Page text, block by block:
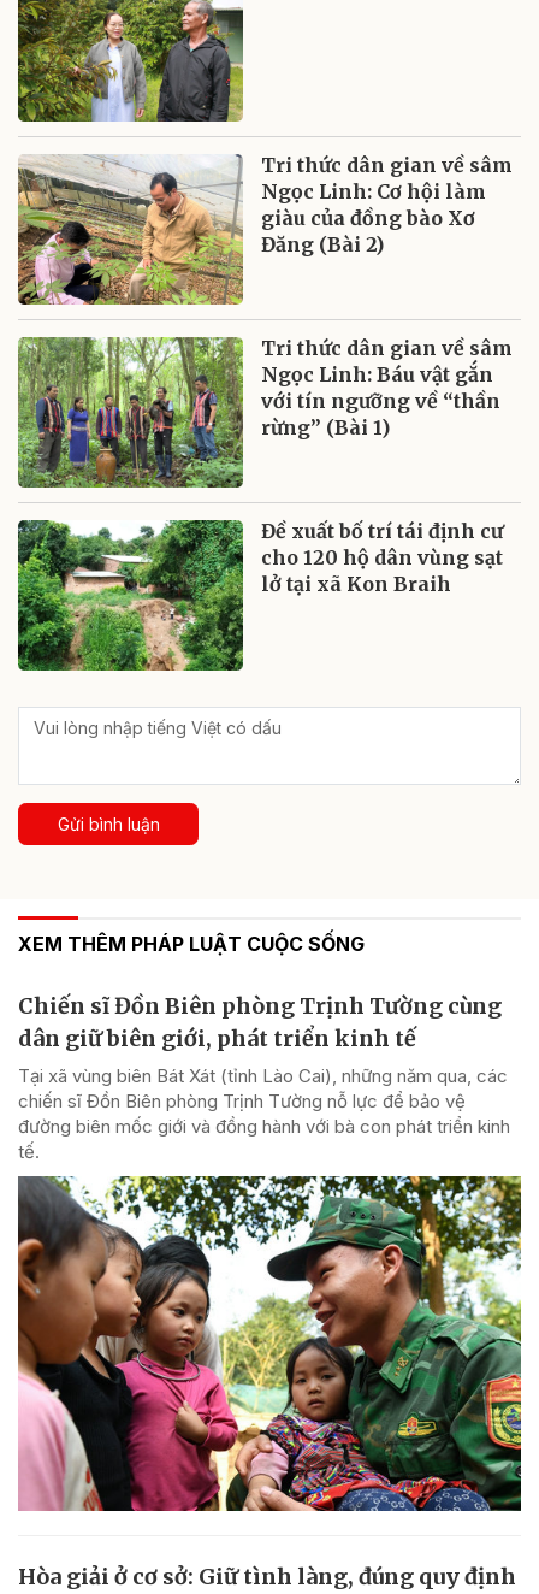
Tri thức dân gian về sâm
Ngọc Linh: Cơ hội làm
giàu của đồng bào Xơ
Đăng (Bài 2)
Tri thức dân gian về sâm
Ngọc Linh: Báu vật gắn
với tín ngưỡng về “thần
rừng” (Bài 1)
Đề xuất bố trí tái định cư
cho 120 hộ dân vùng sạt
lở tại xã Kon Braih
Gửi bình luận
XEM THÊM PHÁP LUẬT CUỘC SỐNG
Chiến sĩ Đồn Biên phòng Trịnh Tường cùng
dân giữ biên giới, phát triển kinh tế
Tại xã vùng biên Bát Xát (tỉnh Lào Cai), những năm qua, các
chiến sĩ Đồn Biên phòng Trịnh Tường nỗ lực để bảo vệ
đường biên mốc giới và đồng hành với bà con phát triển kinh
tế.
Hòa giải ở cơ sở: Giữ tình làng, đúng quy định